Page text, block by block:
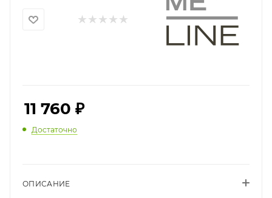
11 760 ₽
Достаточно
ОПИСАНИЕ